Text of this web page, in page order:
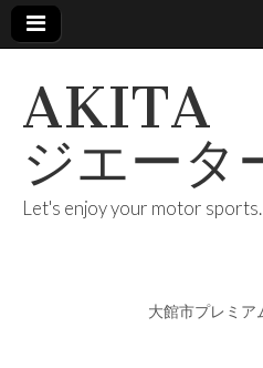
AKITA
ジエータ
Let's enjoy your motor sports.
大館市プレミア